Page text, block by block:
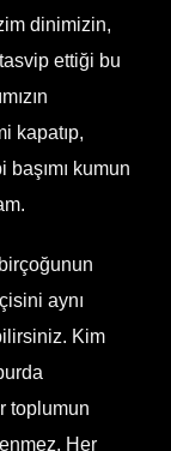
dinimizin,
ettiği bu
kapatıp,
kumun
aynı
Kim
toplumun
Her